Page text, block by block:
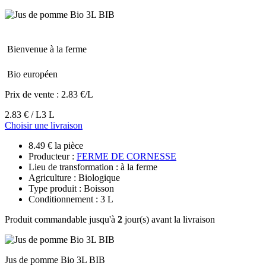
Bienvenue à la ferme
Bio européen
Prix de vente : 2.83 €/L
2.83 € / L3 L
Choisir une livraison
8.49 € la pièce
Producteur : FERME DE CORNESSE
Lieu de transformation : à la ferme
Agriculture : Biologique
Type produit : Boisson
Conditionnement : 3 L
Produit commandable jusqu'à 2 jour(s) avant la livraison
Jus de pomme Bio 3L BIB